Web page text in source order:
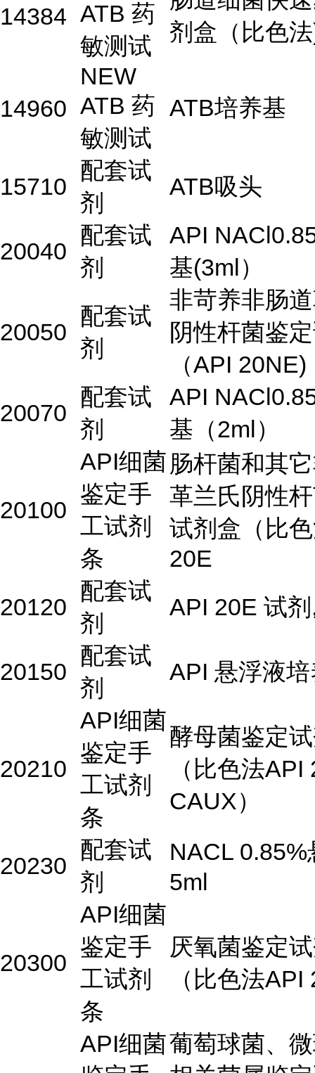
14384 ATB 药
敏测试
剂盒（比色
14960
NEW
ATB 药
敏测试
ATB培养基
15710
配套试
剂
ATB吸头
20040
配套试
剂
API
基(3ml）
20050
配套试
剂
非苛养非肠
阴性杆菌鉴
（API 20NE)
20070
配套试
剂
API
基（2ml）
20100
API细菌
鉴定手
工试剂
条
肠杆菌和其
革兰氏阴性
试剂盒（比
20E
20120
配套试
剂
API 20E 试
20150
配套试
剂
API 悬浮液
20210
API细菌
鉴定手
工试剂
条
酵母菌鉴定
（比色法API
CAUX）
20230
配套试
剂
NACL 0.85%
5ml
20300
API细菌
鉴定手
工试剂
条
厌氧菌鉴定
（比色法API
API细菌葡萄球菌、